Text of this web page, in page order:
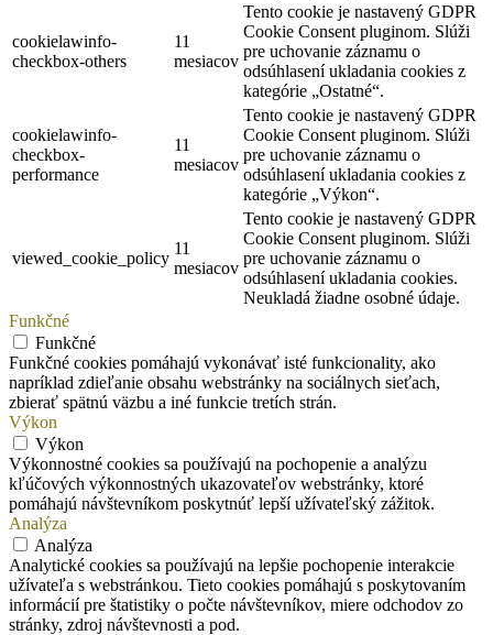
cookielawinfo-
checkbox-others
11
mesiacov
Tento cookie je nastavený GDPR
Cookie Consent pluginom. Slúži
pre uchovanie záznamu o
odsúhlasení ukladania cookies z
kategórie „Ostatné“.
cookielawinfo-
checkbox-
performance
11
mesiacov
Tento cookie je nastavený GDPR
Cookie Consent pluginom. Slúži
pre uchovanie záznamu o
odsúhlasení ukladania cookies z
kategórie „Výkon“.
viewed_cookie_policy
11
mesiacov
Tento cookie je nastavený GDPR
Cookie Consent pluginom. Slúži
pre uchovanie záznamu o
odsúhlasení ukladania cookies.
Neukladá žiadne osobné údaje.
Funkčné
Funkčné
Funkčné cookies pomáhajú vykonávať isté funkcionality, ako
napríklad zdieľanie obsahu webstránky na sociálnych sieťach,
zbierať spätnú väzbu a iné funkcie tretích strán.
Výkon
Výkon
Výkonnostné cookies sa používajú na pochopenie a analýzu
kľúčových výkonnostných ukazovateľov webstránky, ktoré
pomáhajú návštevníkom poskytnúť lepší užívateľský zážitok.
Analýza
Analýza
Analytické cookies sa používajú na lepšie pochopenie interakcie
užívateľa s webstránkou. Tieto cookies pomáhajú s poskytovaním
informácií pre štatistiky o počte návštevníkov, miere odchodov zo
stránky, zdroj návštevnosti a pod.